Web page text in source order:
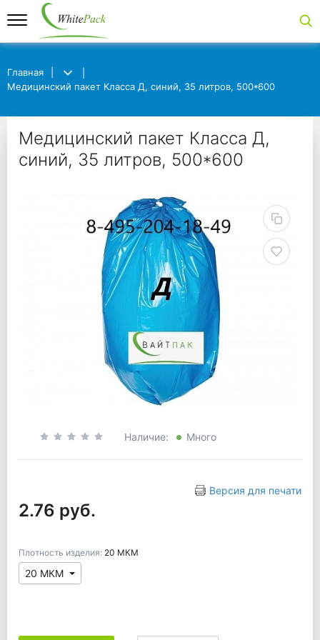
Главная
Медицинский пакет Класса Д, синий, 35 литров, 500*600
Медицинский пакет
Главная
Медицинский пакет Класса Д, синий, 35 литров, 500*600
Медицинский пакет Класса Д,
синий, 35 литров, 500*600
Наличие: Много
Версия для печати
2.76 руб.
Плотность изделия: 20 МКМ
20 МКМ